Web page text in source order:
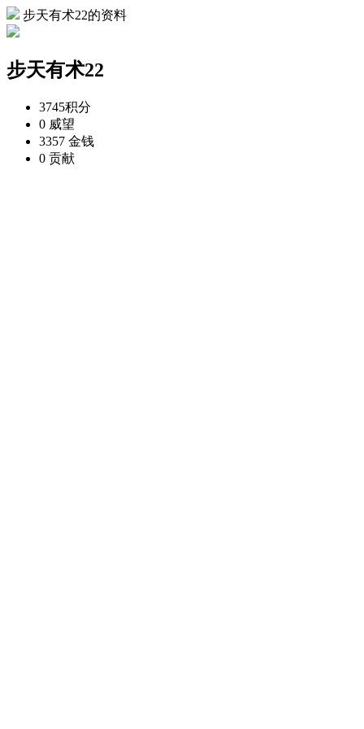
步天有术22的资料
步天有术22
3745积分
0 威望
3357 金钱
0 贡献